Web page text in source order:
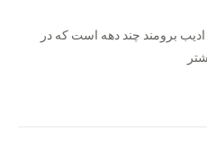
برومند چند دهه است که در